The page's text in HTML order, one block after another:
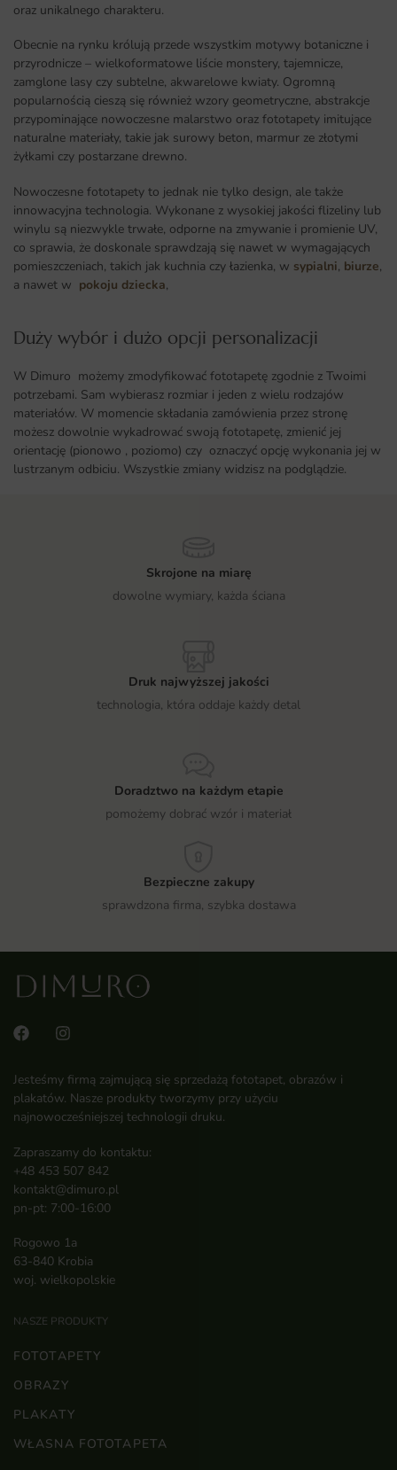
oraz unikalnego charakteru.
Obecnie na rynku królują przede wszystkim motywy botaniczne i
przyrodnicze – wielkoformatowe liście monstery, tajemnicze,
zamglone lasy czy subtelne, akwarelowe kwiaty. Ogromną
popularnością cieszą się również wzory geometryczne, abstrakcje
przypominające nowoczesne malarstwo oraz fototapety imitujące
naturalne materiały, takie jak surowy beton, marmur ze złotymi
żyłkami czy postarzane drewno.
Nowoczesne fototapety to jednak nie tylko design, ale także
innowacyjna technologia. Wykonane z wysokiej jakości flizeliny lub
winylu są niezwykle trwałe, odporne na zmywanie i promienie UV,
co sprawia, że doskonale sprawdzają się nawet w wymagających
pomieszczeniach, takich jak kuchnia czy łazienka, w sypialni, biurze,
a nawet w pokoju dziecka,
Duży wybór i dużo opcji personalizacji ​
W Dimuro możemy zmodyfikować fototapetę zgodnie z Twoimi
potrzebami. Sam wybierasz rozmiar i jeden z wielu rodzajów
materiałów. W momencie składania zamówienia przez stronę
możesz dowolnie wykadrować swoją fototapetę, zmienić jej
orientację (pionowo , poziomo) czy oznaczyć opcję wykonania jej w
lustrzanym odbiciu. Wszystkie zmiany widzisz na podglądzie.
Skrojone na miarę
dowolne wymiary, każda ściana
Druk najwyższej jakości
technologia, która oddaje każdy detal
Doradztwo na każdym etapie
pomożemy dobrać wzór i materiał
Bezpieczne zakupy
sprawdzona firma, szybka dostawa
Jesteśmy firmą zajmującą się sprzedażą fototapet, obrazów i
plakatów. Nasze produkty tworzymy przy użyciu
najnowocześniejszej technologii druku.
Zapraszamy do kontaktu:
+48 453 507 842
kontakt@dimuro.pl
pn-pt: 7:00-16:00
Rogowo 1a
63-840 Krobia
woj. wielkopolskie
NASZE PRODUKTY
FOTOTAPETY
OBRAZY
PLAKATY
WŁASNA FOTOTAPETA